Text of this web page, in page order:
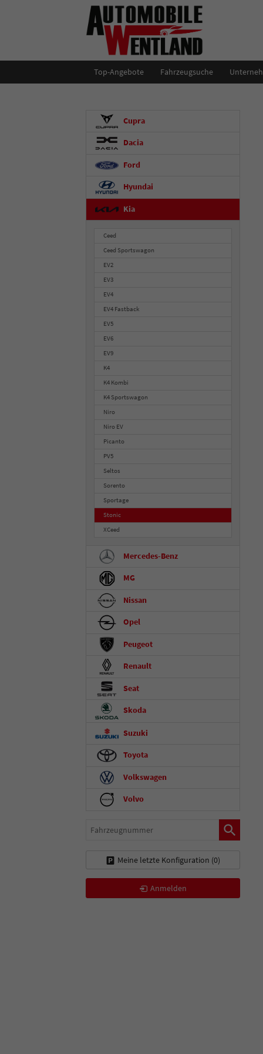
Top-Angebote Fahrzeugsuche
Cupra
Dacia
Ford
Hyundai
Kia
Ceed
Ceed Sportswagon
EV2
EV3
EV4
EV4 Fastback
EV5
EV6
EV9
K4
K4 Kombi
K4 Sportswagon
Niro
Niro EV
Picanto
PV5
Seltos
Sorento
Sportage
Stonic
XCeed
Mercedes-Benz
MG
Nissan
Opel
Peugeot
Renault
Seat
Skoda
Suzuki
Toyota
Volkswagen
Volvo
Fahrzeugnummer
Meine letzte Konfiguration (0)
Anmelden